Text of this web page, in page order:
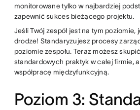
monitorowane tylko w najbardziej
zapewnić sukces bieżącego projektu.
Jeśli Twój zespół jest na tym poziomie,
drodze! Standaryzujesz procesy
poziomie zespołu. Teraz możesz
standardowych praktyk w całej firmie,
współpracę międzyfunkcyjną.
Poziom 3: